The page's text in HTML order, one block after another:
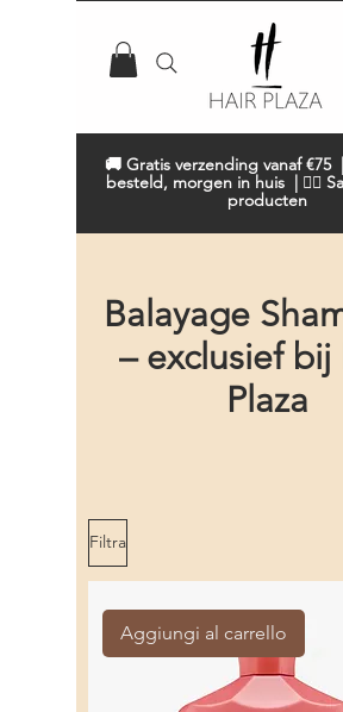
🚚 Gratis verzending vanaf €75
besteld, morgen in huis | 💇‍♀️
producten
Balayage
– exclusief bij
Plaza
Filtra
Aggiungi al carrello